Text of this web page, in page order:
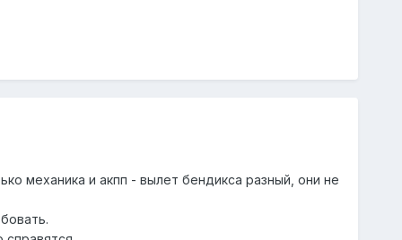
механика и акпп - вылет бендикса разный, они не